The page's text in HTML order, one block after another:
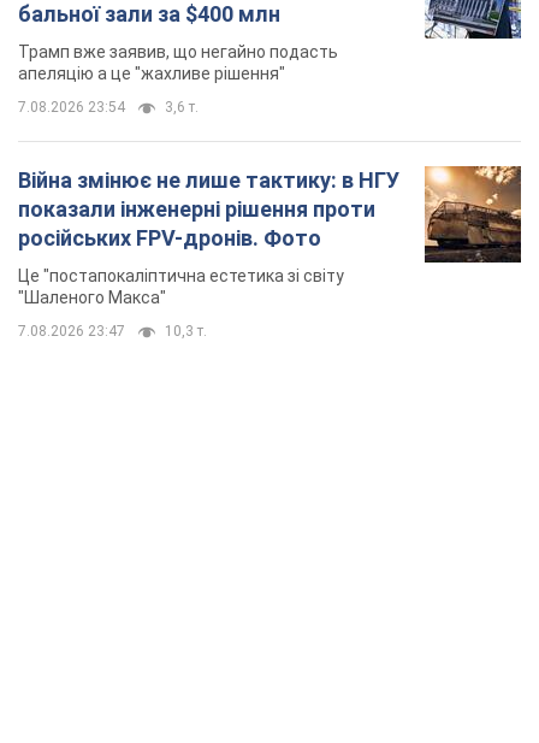
бальної зали за $400 млн
Трамп вже заявив, що негайно подасть
апеляцію а це "жахливе рішення"
7.08.2026 23:54 3,6 т.
Війна змінює не лише тактику: в НГУ
показали інженерні рішення проти
російських FPV-дронів. Фото
Це "постапокаліптична естетика зі світу
"Шаленого Макса"
7.08.2026 23:47 10,3 т.